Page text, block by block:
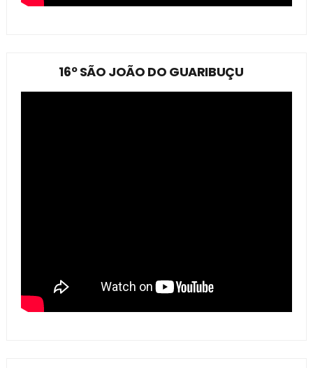
16º SÃO JOÃO DO GUARIBUÇU